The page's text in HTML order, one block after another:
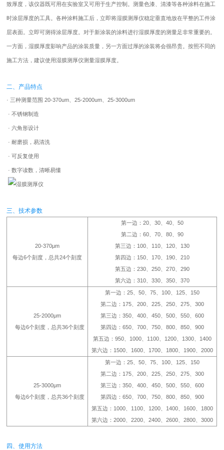
致厚度，该仪器既可用在实验室又可用于生产控制。测量色漆、清漆等各种涂料在施工
时涂层厚度的工具。各种涂料施工后，立即将湿膜测厚仪稳定垂直地放在平整的工件涂
层表面。立即可测得涂层厚度。对于新涂装的涂料进行湿膜厚度的测量足非常重要的。
一方面，湿膜厚度影响产品的涂装质量，另一方面过厚的涂装将会很昂贵。按照不同的
施工方法，建议使用湿膜测厚仪测量湿膜厚度。
二、产品特点
· 三种测量范围 20-370um、25-2000um、25-3000um
· 不锈钢制造
· 六角形设计
· 耐磨损，易清洗
· 可反复使用
· 数字读数，清晰易懂
三、技术参数
20-370μm
每边6个刻度，总共24个刻度
第一边：20、30、40、50
第二边：60、70、80、90
第三边：100、110、120、130
第四边：150、170、190、210
第五边：230、250、270、290
第六边：310、330、350、370
25-2000μm
每边6个刻度，总共36个刻度
第一边：25、50、75、100、125、150
第二边：175、200、225、250、275、300
第三边：350、400、450、500、550、600
第四边：650、700、750、800、850、900
第五边：950、1000、1100、1200、1300、1400
第六边：1500、1600、1700、1800、1900、2000
25-3000μm
每边6个刻度，总共36个刻度
第一边：25、50、75、100、125、150
第二边：175、200、225、250、275、300
第三边：350、400、450、500、550、600
第四边：650、700、750、800、850、900
第五边：1000、1100、1200、1400、1600、1800
第六边：2000、2200、2400、2600、2800、3000
四、使用方法